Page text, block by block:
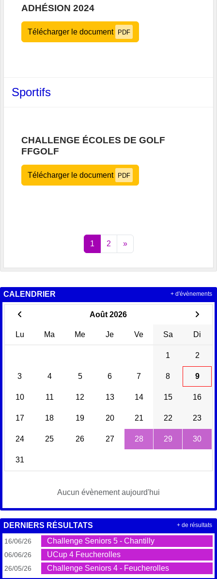
ADHÉSION 2024
Télécharger le document PDF
Sportifs
CHALLENGE ÉCOLES DE GOLF
FFGOLF
Télécharger le document PDF
1 2 »
CALENDRIER
Août 2026
Lu Ma Me Je Ve Sa Di
1 2
3 4 5 6 7 8 9
10 11 12 13 14 15 16
17 18 19 20 21 22 23
24 25 26 27 28 29 30
31
Aucun évènement aujourd'hui
+ d'évènements
DERNIERS RÉSULTATS
16/06/26 Challenge Seniors 5 - Chantilly
06/06/26 UCup 4 Feucherolles
26/05/26 Challenge Seniors 4 - Feucherolles
+ de résultats